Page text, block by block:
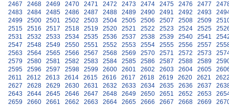
2467
2468 2469 2470 2471 2472 2473 2474 2475 2476 2477
2483
2484 2485 2486 2487 2488 2489 2490 2491 2492 2493
2499
2500 2501 2502 2503 2504 2505 2506 2507 2508 2509
2515
2516 2517 2518 2519 2520 2521 2522 2523 2524 2525
2531
2532 2533 2534 2535 2536 2537 2538 2539 2540 2541
2547
2548 2549 2550 2551 2552 2553 2554 2555 2556 2557
2563
2564 2565 2566 2567 2568 2569 2570 2571 2572 2573
2579
2580 2581 2582 2583 2584 2585 2586 2587 2588 2589
2595
2596 2597 2598 2599 2600 2601 2602 2603 2604 2605
2611
2612 2613 2614 2615 2616 2617 2618 2619 2620 2621
2627
2628 2629 2630 2631 2632 2633 2634 2635 2636 2637
2643
2644 2645 2646 2647 2648 2649 2650 2651 2652 2653
2659
2660 2661 2662 2663 2664 2665 2666 2667 2668 2669